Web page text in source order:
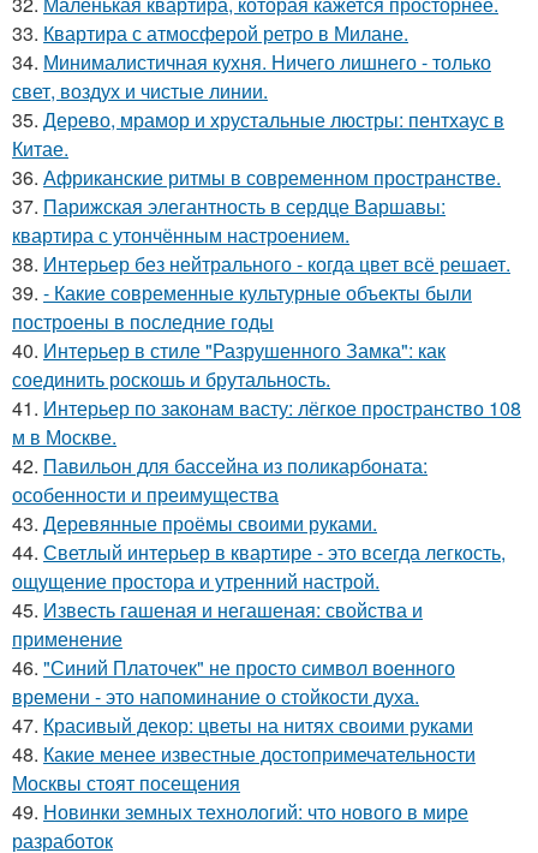
33. Квартира с атмосферой ретро в Милане.
34. Минималистичная кухня. Ничего лишнего - только
свет, воздух и чистые линии.
35. Дерево, мрамор и хрустальные люстры: пентхаус в
Китае.
36. Африканские ритмы в современном пространстве.
37. Парижская элегантность в сердце Варшавы:
квартира с утончённым настроением.
38. Интерьер без нейтрального - когда цвет всё решает.
39. - Какие современные культурные объекты были
построены в последние годы
40. Интерьер в стиле "Разрушенного Замка": как
соединить роскошь и брутальность.
41. Интерьер по законам васту: лёгкое пространство 108
м в Москве.
42. Павильон для бассейна из поликарбоната:
особенности и преимущества
43. Деревянные проёмы своими руками.
44. Светлый интерьер в квартире - это всегда легкость,
ощущение простора и утренний настрой.
45. Известь гашеная и негашеная: свойства и
применение
46. "Синий Платочек" не просто символ военного
времени - это напоминание о стойкости духа.
47. Красивый декор: цветы на нитях своими руками
48. Какие менее известные достопримечательности
Москвы стоят посещения
49. Новинки земных технологий: что нового в мире
разработок